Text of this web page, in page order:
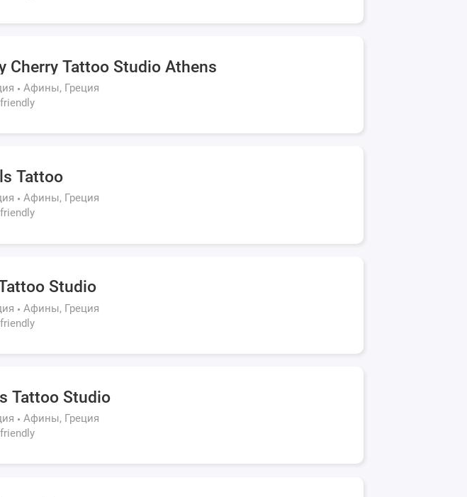
Cherry Tattoo Studio Athens
Афины, Греция
Tattoo
Афины, Греция
Studio
Афины, Греция
Tattoo Studio
Афины, Греция